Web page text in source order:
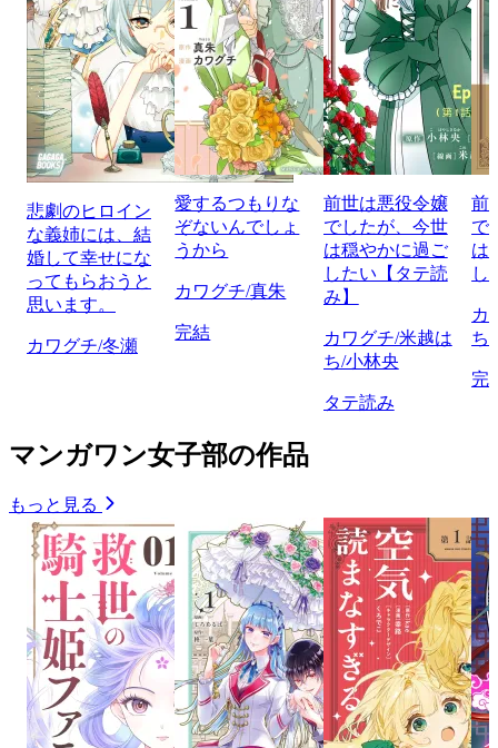
悲劇のヒロイン
な義姉には、結
婚して幸せにな
ってもらおうと
思います。
カワグチ/冬瀬
愛するつもりな
ぞないんでしょ
うから
カワグチ/真朱
完結
前世は悪役令嬢
でしたが、今世
は穏やかに過ご
したい【タテ読
み】
カワグチ/米越は
ち/小林央
タテ読み
前
で
は
し
カ
ち/
完
マンガワン女子部の作品
もっと見る